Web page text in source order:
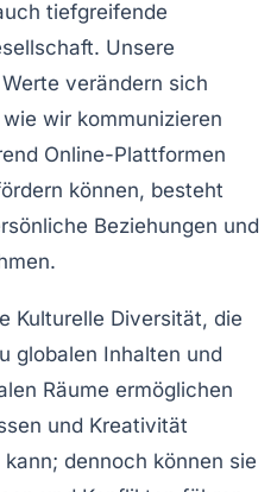
tiefgreifende
. Unsere
verändern sich
wir kommunizieren
Online-Plattformen
können, besteht
Beziehungen und
Kulturelle Diversität, die
globalen Inhalten und
Räume ermöglichen
und Kreativität
dennoch können sie